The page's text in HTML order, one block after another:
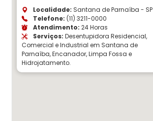
Localidade: Santana de Parnaíba - SP
Telefone: (11) 3211-0000
Atendimento: 24 Horas
Serviços: Desentupidora Residencial,
Comercial e Industrial em Santana de
Parnaíba, Encanador, Limpa Fossa e
Hidrojatamento.